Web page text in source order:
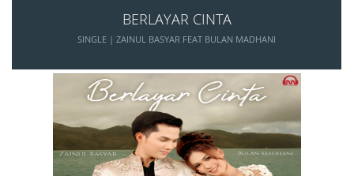
BERLAYAR CINTA
SINGLE | ZAINUL BASYAR FEAT BULAN MADHANI